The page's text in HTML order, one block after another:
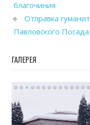
благочиния
Отправка
Павловского Посада
ГАЛЕРЕЯ